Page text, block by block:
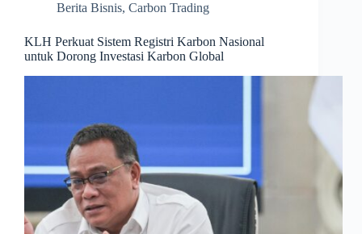
Berita Bisnis, Carbon Trading
KLH Perkuat Sistem Registri Karbon Nasional
untuk Dorong Investasi Karbon Global